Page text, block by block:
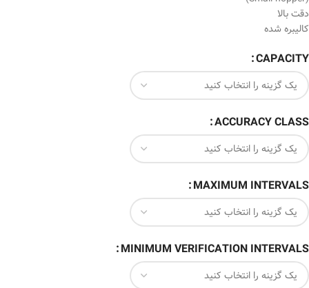
دقت بالا
کالیبره شده
CAPACITY
ACCURACY CLASS
MAXIMUM INTERVALS
MINIMUM VERIFICATION INTERVALS